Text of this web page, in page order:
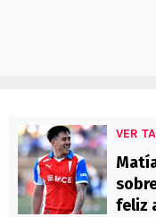
VER
feliz